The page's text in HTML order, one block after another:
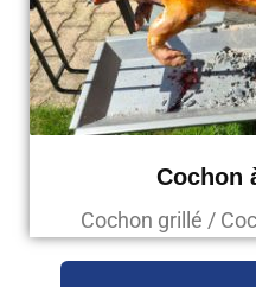
Cochon
Cochon grillé /